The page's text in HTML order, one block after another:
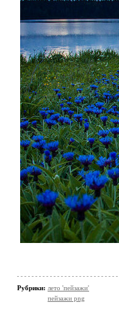
Рубрики: лето 'пейзажи'
пейзажи png